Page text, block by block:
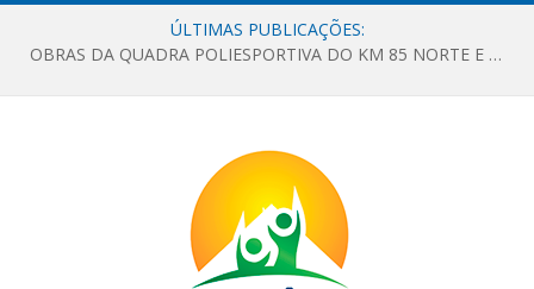
ÚLTIMAS PUBLICAÇÕES:
OBRAS DA QUADRA POLIESPORTIVA DO KM 85 NORTE E DA ESCOLA GASPAR VIANA AVANÇAM